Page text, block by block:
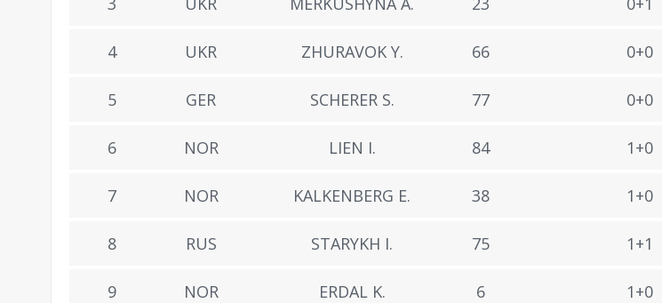
4 UKR ZHURAVOK Y. 66 0+0
5 GER SCHERER S. 77 0+0
6 NOR LIEN I. 84 1+0
7 NOR KALKENBERG E. 38 1+0
8 RUS STARYKH I. 75 1+1
9 NOR ERDAL K. 6 1+0